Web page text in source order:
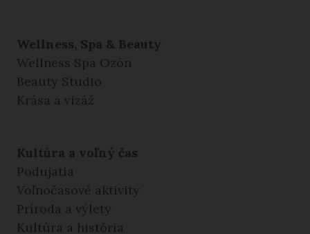
Wellness, Spa & Beauty
Wellness Spa Ozón
Beauty Studio
Krása a vizáž
Kultúra a voľný čas
Podujatia
Voľnočasové aktivity
Príroda a výlety
Kultúra a história